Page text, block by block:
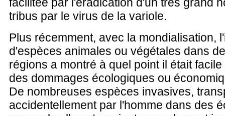
tribus par le virus de la variole.
Plus récemment, avec la mondialisation,
d'espèces animales ou végétales dans
régions a montré à quel point il était
des dommages écologiques ou
De nombreuses espèces invasives,
accidentellement par l'homme dans des